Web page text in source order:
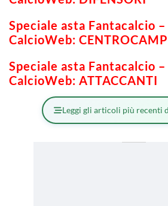
Speciale asta Fantacalcio
CalcioWeb:
Speciale asta Fantacalcio
CalcioWeb: ATTACCANTI
Leggi gli articoli più recenti